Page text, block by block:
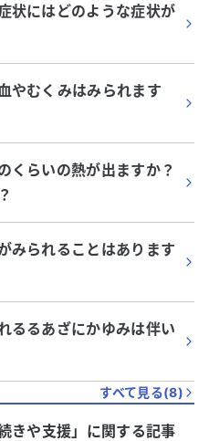
状にはどのような症状が
やむくみはみられます
くらいの熱が出ますか？
みられることはあります
るるあざにかゆみは伴い
すべて見る(8)
きや支援」に関する記事